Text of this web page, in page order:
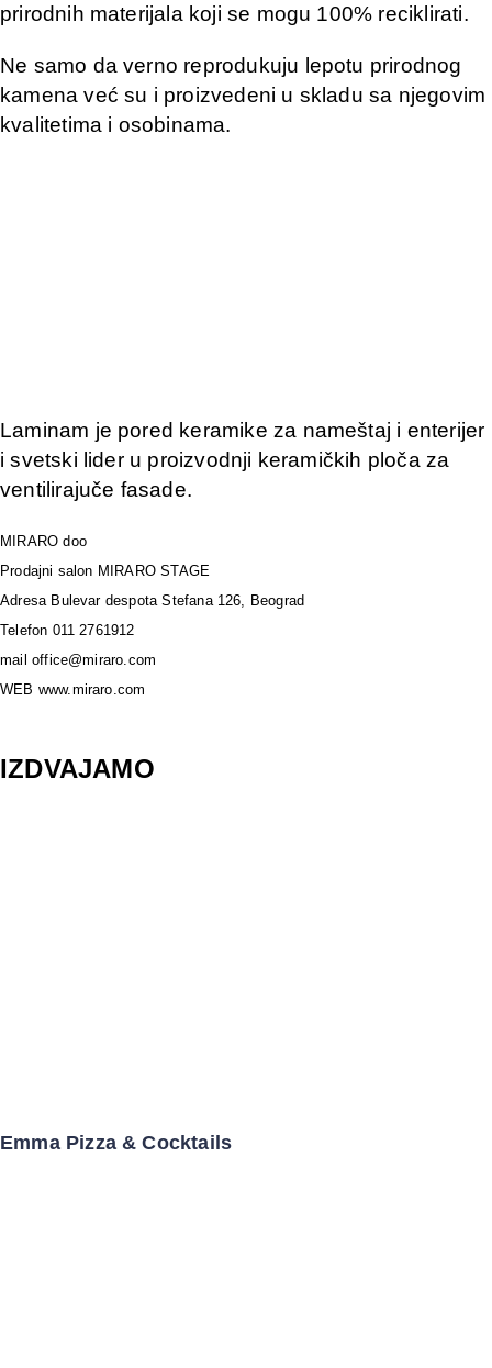
prirodnih materijala koji se mogu 100% reciklirati.
Ne samo da verno reprodukuju lepotu prirodnog
kamena već su i proizvedeni u skladu sa njegovim
kvalitetima i osobinama.
Laminam je pored keramike za nameštaj i enterijer
i svetski lider u proizvodnji keramičkih ploča za
ventilirajuče fasade.
MIRARO doo
Prodajni salon MIRARO STAGE
Adresa Bulevar despota Stefana 126, Beograd
Telefon 011 2761912
mail office@miraro.com
WEB www.miraro.com
IZDVAJAMO
Emma Pizza & Cocktails